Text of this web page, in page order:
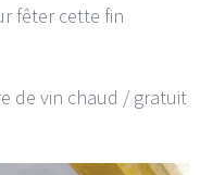
fêter cette fin
de vin chaud / gratuit